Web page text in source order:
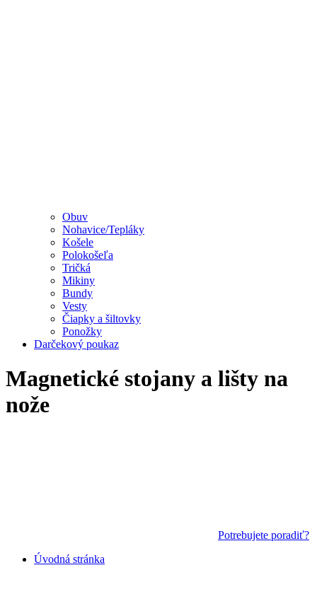
Obuv
Nohavice/Tepláky
Košele
Polokošeľa
Tričká
Mikiny
Bundy
Vesty
Čiapky a šiltovky
Ponožky
Darčekový poukaz
Magnetické stojany a lišty na
nože
Potrebujete poradiť?
Úvodná stránka